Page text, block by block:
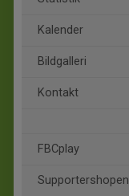
Kalender
Bildgalleri
Kontakt
FBCplay
Supportershopen